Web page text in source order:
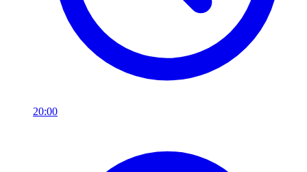
20:00